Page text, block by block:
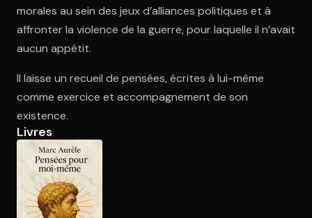
morales au sein des jeux d’alliances politiques et à
affronter la violence de la guerre, pour laquelle il n’avait
aucun appétit.
Il laisse un recueil de pensées, écrites à lui-même
comme exercice et accompagnement de son
existence.
Livres